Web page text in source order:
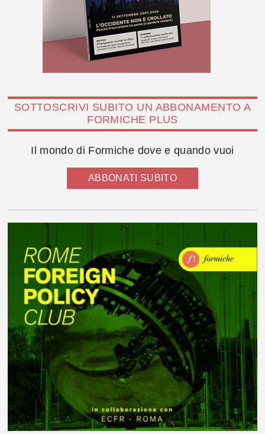
SOTTOSCRIVI SUBITO UN ABBONAMENTO A
FORMICHE PLUS
Il mondo di Formiche dove e quando vuoi
ABBONATI SUBITO